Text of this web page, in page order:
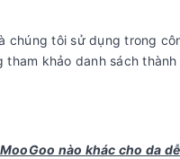
chúng tôi sử dụng trong
khảo danh sách
nào khác cho da